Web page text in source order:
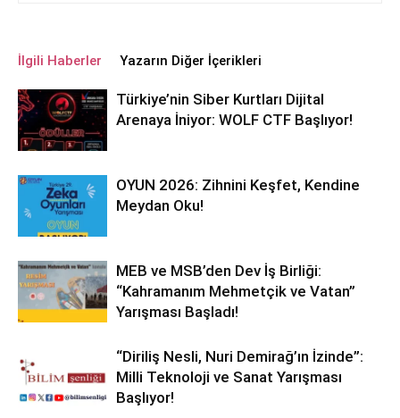
İlgili Haberler Yazarın Diğer İçerikleri
Türkiye’nin Siber Kurtları Dijital
Arenaya İniyor: WOLF CTF Başlıyor!
OYUN 2026: Zihnini Keşfet, Kendine
Meydan Oku!
MEB ve MSB’den Dev İş Birliği:
“Kahramanım Mehmetçik ve Vatan”
Yarışması Başladı!
“Diriliş Nesli, Nuri Demirağ’ın İzinde”:
Milli Teknoloji ve Sanat Yarışması
Başlıyor!